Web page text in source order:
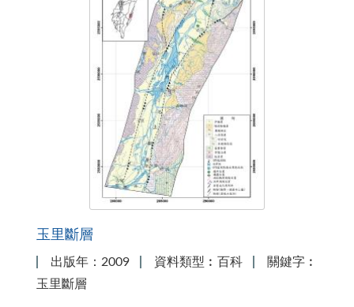
玉里斷層
出版年：2009 資料類型︰百科
關鍵字︰
玉里斷層